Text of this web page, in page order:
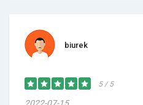
biurek
5 / 5